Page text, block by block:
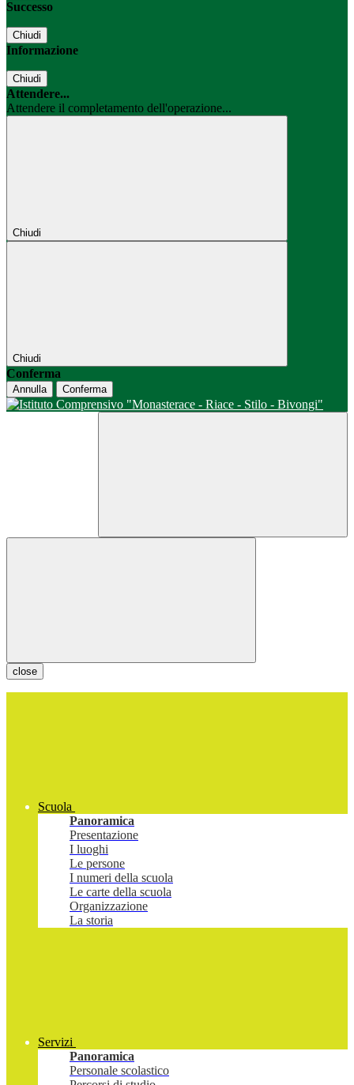
Successo
Chiudi
Informazione
Chiudi
Attendere...
Attendere il completamento dell'operazione...
Chiudi
Chiudi
Conferma
Annulla Conferma
close
Scuola
Panoramica
Presentazione
I luoghi
Le persone
I numeri della scuola
Le carte della scuola
Organizzazione
La storia
Servizi
Panoramica
Personale scolastico